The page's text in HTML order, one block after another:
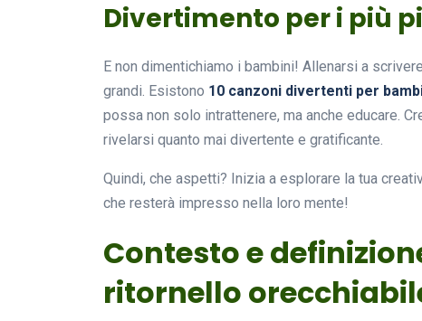
Divertimento per i più
E non dimentichiamo i bambini! Allenarsi a
grandi. Esistono 10 canzoni divertenti per
possa non solo intrattenere, ma anche educare.
rivelarsi quanto mai divertente e gratificante.
Quindi, che aspetti? Inizia a esplorare la tua
che resterà impresso nella loro mente!
Contesto e
ritornello